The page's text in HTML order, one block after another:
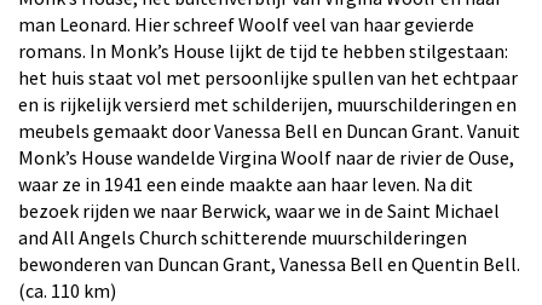
man Leonard. Hier schreef Woolf veel van haar gevierde
romans. In Monk’s House lijkt de tijd te hebben stilgestaan:
het huis staat vol met persoonlijke spullen van het echtpaar
en is rijkelijk versierd met schilderijen, muurschilderingen en
meubels gemaakt door Vanessa Bell en Duncan Grant. Vanuit
Monk’s House wandelde Virgina Woolf naar de rivier de Ouse,
waar ze in 1941 een einde maakte aan haar leven. Na dit
bezoek rijden we naar Berwick, waar we in de Saint Michael
and All Angels Church schitterende muurschilderingen
bewonderen van Duncan Grant, Vanessa Bell en Quentin Bell.
(ca. 110 km)